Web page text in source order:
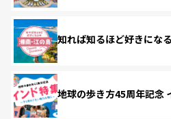
知れば知るほど好きにな
地球の歩き方45周年記念